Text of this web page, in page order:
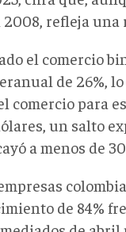
refleja
el comercio
de 26%,
comercio para
un salto
a menos de
de 84%